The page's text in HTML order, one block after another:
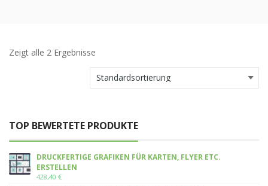
Zeigt alle 2 Ergebnisse
TOP BEWERTETE PRODUKTE
DRUCKFERTIGE GRAFIKEN FÜR KARTEN, FLYER ETC.
ERSTELLEN
428,40 €